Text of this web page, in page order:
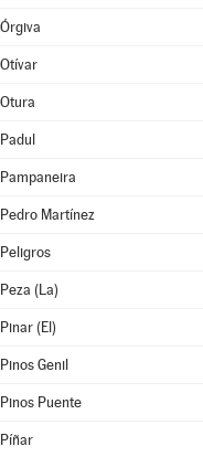
Órgiva
Otívar
Otura
Padul
Pampaneira
Pedro Martínez
Peligros
Peza (La)
Pinar (El)
Pinos Genil
Pinos Puente
Píñar